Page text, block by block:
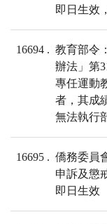
即日生效
16694
教育部令
辦法」第
專任運動
者，其成
無法執行
16695
僑務委員
申訴及懲
即日生效